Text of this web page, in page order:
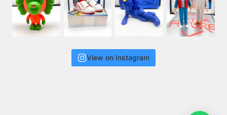
View on Instagram